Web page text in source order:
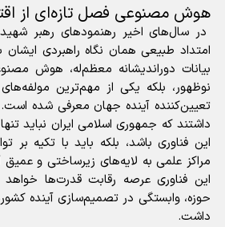
هوش مصنوعی فصل تازه‌ای از
در سال‌های اخیر رهنمود‌های رهبر
امتداد طبیعی همان نگاه راهبردی
بیانات دوراندیشانه معظم‌له، هوش
نوظهور، بلکه یکی از مهم‌ترین
تعیین‌کننده آینده جهان معرفی شده است.
داشتند که جمهوری اسلامی ایران نباید
این فناوری باشد، بلکه باید با تکیه بر
مراکز علمی به لایه‌های زیرساختی و عمیق
این فناوری عرصه رقابت قدرت‌ها
حوزه، وابستگی در تصمیم‌سازی آینده
داشت.